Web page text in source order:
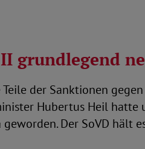
grundlegend
der Sanktionen
Hubertus Heil hatte
Der SoVD hält